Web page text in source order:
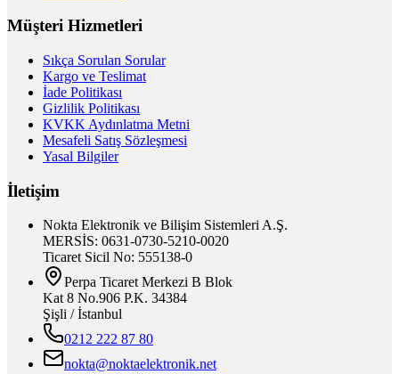
Müşteri Hizmetleri
Sıkça Sorulan Sorular
Kargo ve Teslimat
İade Politikası
Gizlilik Politikası
KVKK Aydınlatma Metni
Mesafeli Satış Sözleşmesi
Yasal Bilgiler
İletişim
Nokta Elektronik ve Bilişim Sistemleri A.Ş.
MERSİS: 0631-0730-5210-0020
Ticaret Sicil No: 555138-0
Perpa Ticaret Merkezi B Blok
Kat 8 No.906 P.K. 34384
Şişli / İstanbul
0212 222 87 80
nokta@noktaelektronik.net